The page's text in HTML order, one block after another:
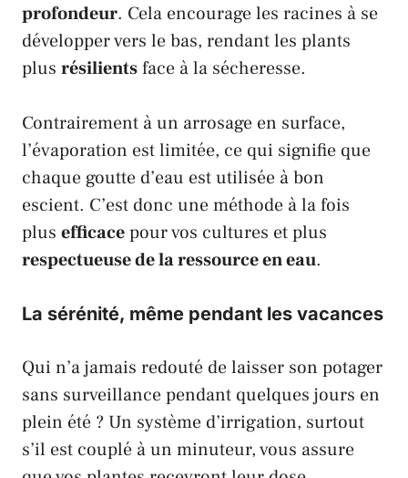
profondeur. Cela encourage les racines à se
développer vers le bas, rendant les plants
plus résilientsface à la sécheresse.
Contrairement à un arrosage en surface,
l’évaporation est limitée, ce qui signifie que
chaque goutte d’eau est utilisée à bon
escient. C’est donc une méthode à la fois
plus efficacepour vos cultures et plus
respectueuse de la ressource en eau.
La sérénité, même pendant les vacances
Qui n’a jamais redouté de laisser son potager
sans surveillance pendant quelques jours en
plein été ? Un système d’irrigation, surtout
s’il est couplé à un minuteur, vous assure